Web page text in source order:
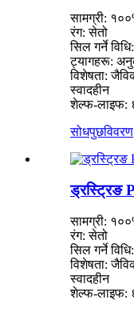
सामग्री:
रंग: सेतो
सिल गर्ने
ट्यागहरू:
विशेषता:
स्वादहीन
शेल्फ-लाइफ:
सोधपुछविवरण
ड्रस्ट्रिङ
सामग्री:
रंग: सेतो
सिल गर्ने
विशेषता:
स्वादहीन
शेल्फ-लाइफ: